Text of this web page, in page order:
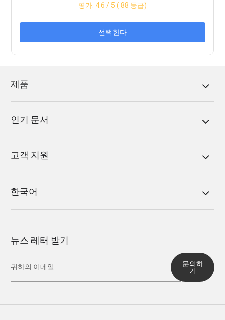
평가: 4.6 / 5 ( 88 등급)
선택한다
제품
인기 문서
고객 지원
한국어
뉴스 레터 받기
문의하
기